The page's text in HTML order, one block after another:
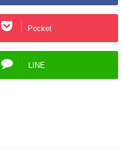
Pocket
LINE